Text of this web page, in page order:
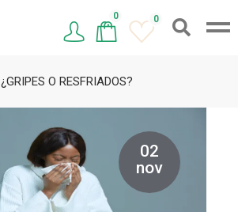
0 0
¿GRIPES O RESFRIADOS?
02
nov